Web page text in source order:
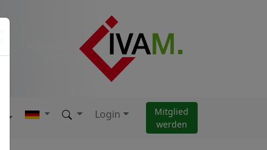
Login
Mitglied
werden